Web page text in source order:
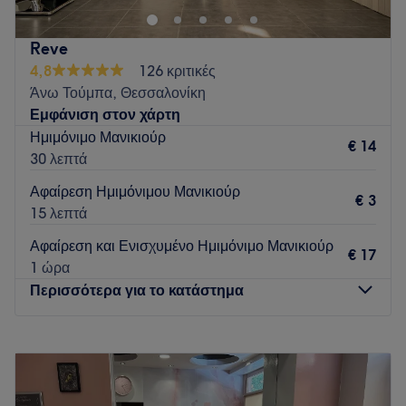
ρομαντισμό του, προσφέροντας μια αίσθηση διακριτικής
πολυτέλειας. Εξειδικεύεται σε υπηρεσίες μανικιούρ,
πεντικιούρ και nail art, τεχνητά νύχια, περιποίηση φρυδιών,
μασάζ, αποτρίχωση, lash lift και brow lamination. Δίνουμε
μεγάλη έμφαση στην καθαριότητα ιατρικών προτύπων και
στη χρήση άριστης ποιότητας υλικών και εργαλείων.
Reve
4,8
126 κριτικές
Άνω Τούμπα, Θεσσαλονίκη
Εμφάνιση στον χάρτη
Ημιμόνιμο Μανικιούρ
30 λεπτά
€ 14
Αφαίρεση Ημιμόνιμου Μανικιούρ
15 λεπτά
€ 3
Αφαίρεση και Ενισχυμένο Ημιμόνιμο Μανικιούρ
1 ώρα
€ 17
Περισσότερα για το κατάστημα
Τρίτη
09:00
Τετάρτη
09:00
21:00